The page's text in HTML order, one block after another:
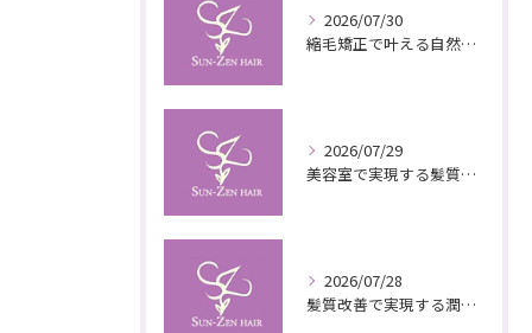
2026/07/30
縮毛矯正で叶える自然な艶としなやかさの秘訣
2026/07/29
美容室で実現する髪質改善の栄養補給技術
2026/07/28
髪質改善で実現する潤いと栄養のある美髪ケア